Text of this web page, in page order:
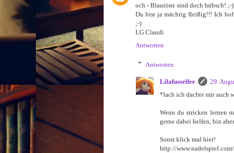
och - Blautöne sind doch hübsch! ;-)
Du bist ja mächtig fleißig!!! Ich
;-)
LG Claudi
Antworten
Antworten
Lilafusselfee
29.
*lach ich dachte mir auch
Wenn du stricken lernen
gerne dabei helfen, bin
Sonst klick mal hier!
http://